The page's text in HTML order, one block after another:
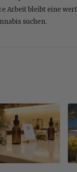
Arbeit bleibt eine
suchen.